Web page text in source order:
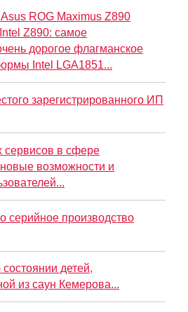
ROG Maximus Z890
Z890: самое
дорогое флагманское
Intel LGA1851...
зарегистрированного ИП
сервисов в сфере
возможности и
серийное производство
детей,
из саун Кемерова...